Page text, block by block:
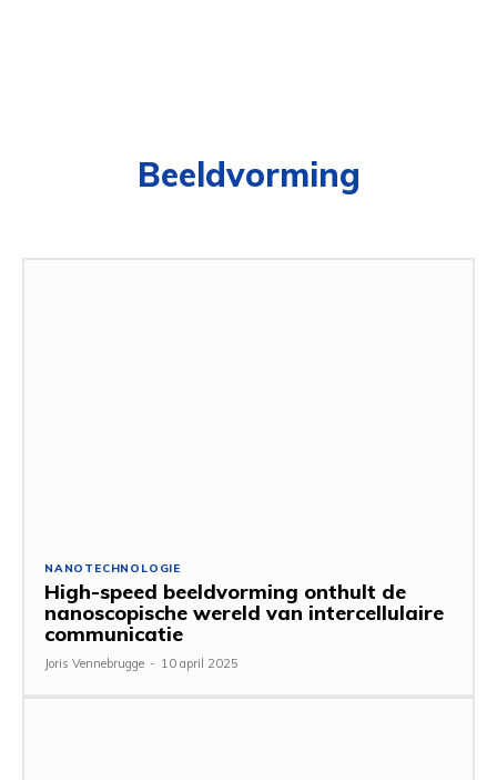
Beeldvorming
NANOTECHNOLOGIE
High-speed beeldvorming onthult de
nanoscopische wereld van intercellulaire
communicatie
Joris Vennebrugge - 10 april 2025